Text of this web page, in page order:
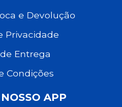
e Devolução
Privacidade
Entrega
Condições
APP